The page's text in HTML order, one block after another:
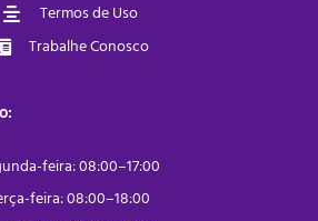
Termos de Uso
Trabalhe Conosco
feira: 08:00–17:00
feira: 08:00–18:00